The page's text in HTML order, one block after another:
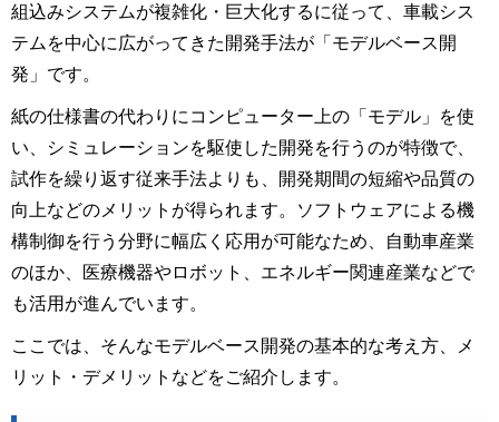
組込みシステムが複雑化・巨大化するに従って、車載シス
テムを中心に広がってきた開発手法が「モデルベース開
発」です。
紙の仕様書の代わりにコンピューター上の「モデル」を使
い、シミュレーションを駆使した開発を行うのが特徴で、
試作を繰り返す従来手法よりも、開発期間の短縮や品質の
向上などのメリットが得られます。ソフトウェアによる機
構制御を行う分野に幅広く応用が可能なため、自動車産業
のほか、医療機器やロボット、エネルギー関連産業などで
も活用が進んでいます。
ここでは、そんなモデルベース開発の基本的な考え方、メ
リット・デメリットなどをご紹介します。